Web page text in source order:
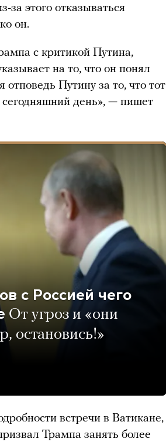
за этого отказываться
он.
с критикой Путина,
на то, что он понял
отповедь Путину за то, что тот
сегодняшний день», — пишет
с Россией чего
От угроз и «они
остановись!»
встречи в Ватикане,
Трампа занять более